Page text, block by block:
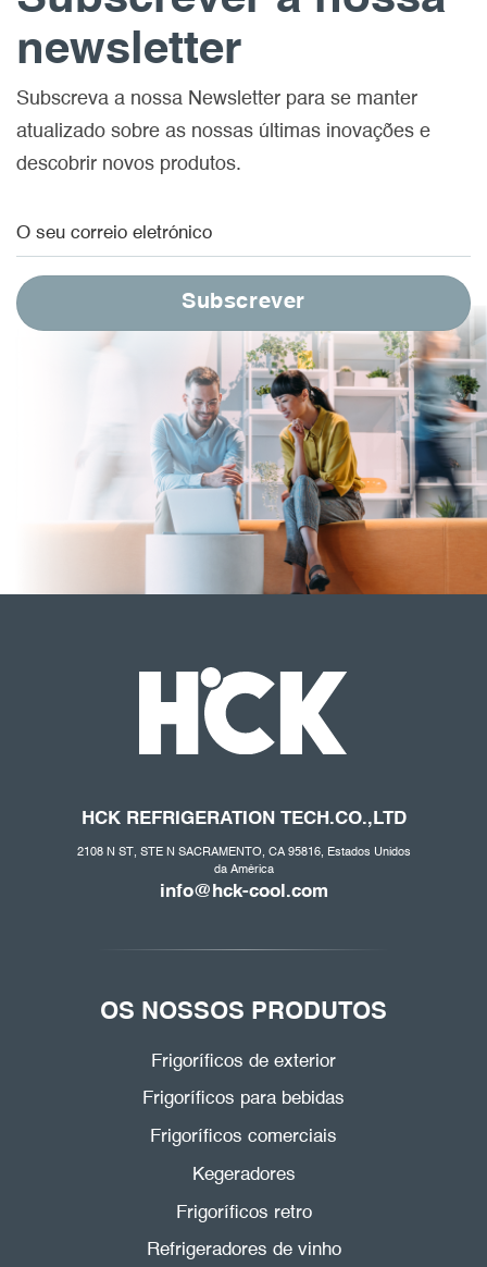
newsletter
Subscreva a nossa Newsletter para se manter
atualizado sobre as nossas últimas inovações e
descobrir novos produtos.
HCK REFRIGERATION TECH.CO.,LTD
2108 N ST, STE N SACRAMENTO, CA 95816, Estados Unidos
da América
info@hck-cool.com
OS NOSSOS PRODUTOS
Frigoríficos de exterior
Frigoríficos para bebidas
Frigoríficos comerciais
Kegeradores
Frigoríficos retro
Refrigeradores de vinho